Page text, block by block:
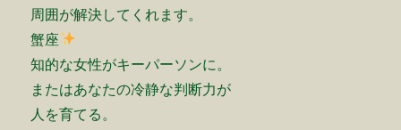
周囲が解決してくれます。
蟹座
知的な女性がキーパーソンに。
またはあなたの冷静な判断力が
人を育てる。